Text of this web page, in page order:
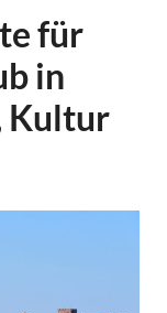
für
in
Kultur